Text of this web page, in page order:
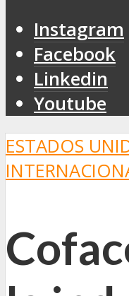
Instagram
Facebook
Linkedin
Youtube
ESTADOS